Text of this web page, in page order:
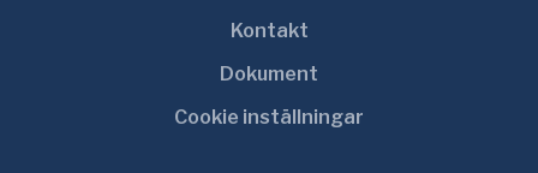
Kontakt
Dokument
Cookie inställningar